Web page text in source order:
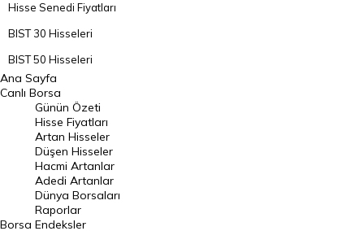
Hisse Senedi Fiyatları
BIST 30 Hisseleri
BIST 50 Hisseleri
BIST 100 Hisseleri
En Çok Artan Hisseler
En Çok Düşen Hisseler
Hacmi Artanlar
Geçmiş Kapanışlar
Dünya Borsaları
Ana Sayfa
Canlı Borsa
Borsa
Günün Özeti
Hisse Fiyatları
Artan Hisseler
Düşen Hisseler
Hacmi Artanlar
Adedi Artanlar
Dünya Borsaları
Raporlar
Endeksler